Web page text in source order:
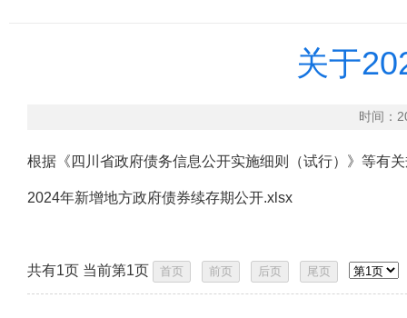
关于
时间：
根据《四川省政府债务信息公开实施细则（试行）》等有
2024年新增地方政府债券续存期公开.xlsx
共有1页 当前第1页